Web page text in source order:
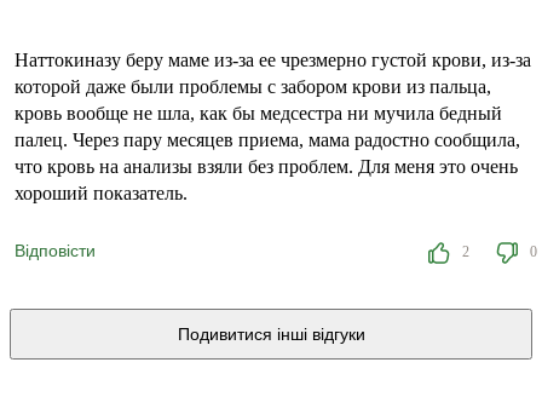
Наттокиназу беру маме из-за ее чрезмерно густой крови, из-за
которой даже были проблемы с забором крови из пальца,
кровь вообще не шла, как бы медсестра ни мучила бедный
палец. Через пару месяцев приема, мама радостно сообщила,
что кровь на анализы взяли без проблем. Для меня это очень
хороший показатель.
Відповісти 2 0
Подивитися інші відгуки